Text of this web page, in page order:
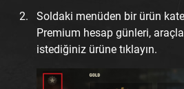
Soldaki menüden bir ürün
Premium hesap günleri,
istediğiniz ürüne tıklayın.